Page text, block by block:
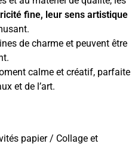
fine, leur sens artistique
de charme et peuvent être
calme et créatif, parfaite
et de l’art.
papier / Collage et